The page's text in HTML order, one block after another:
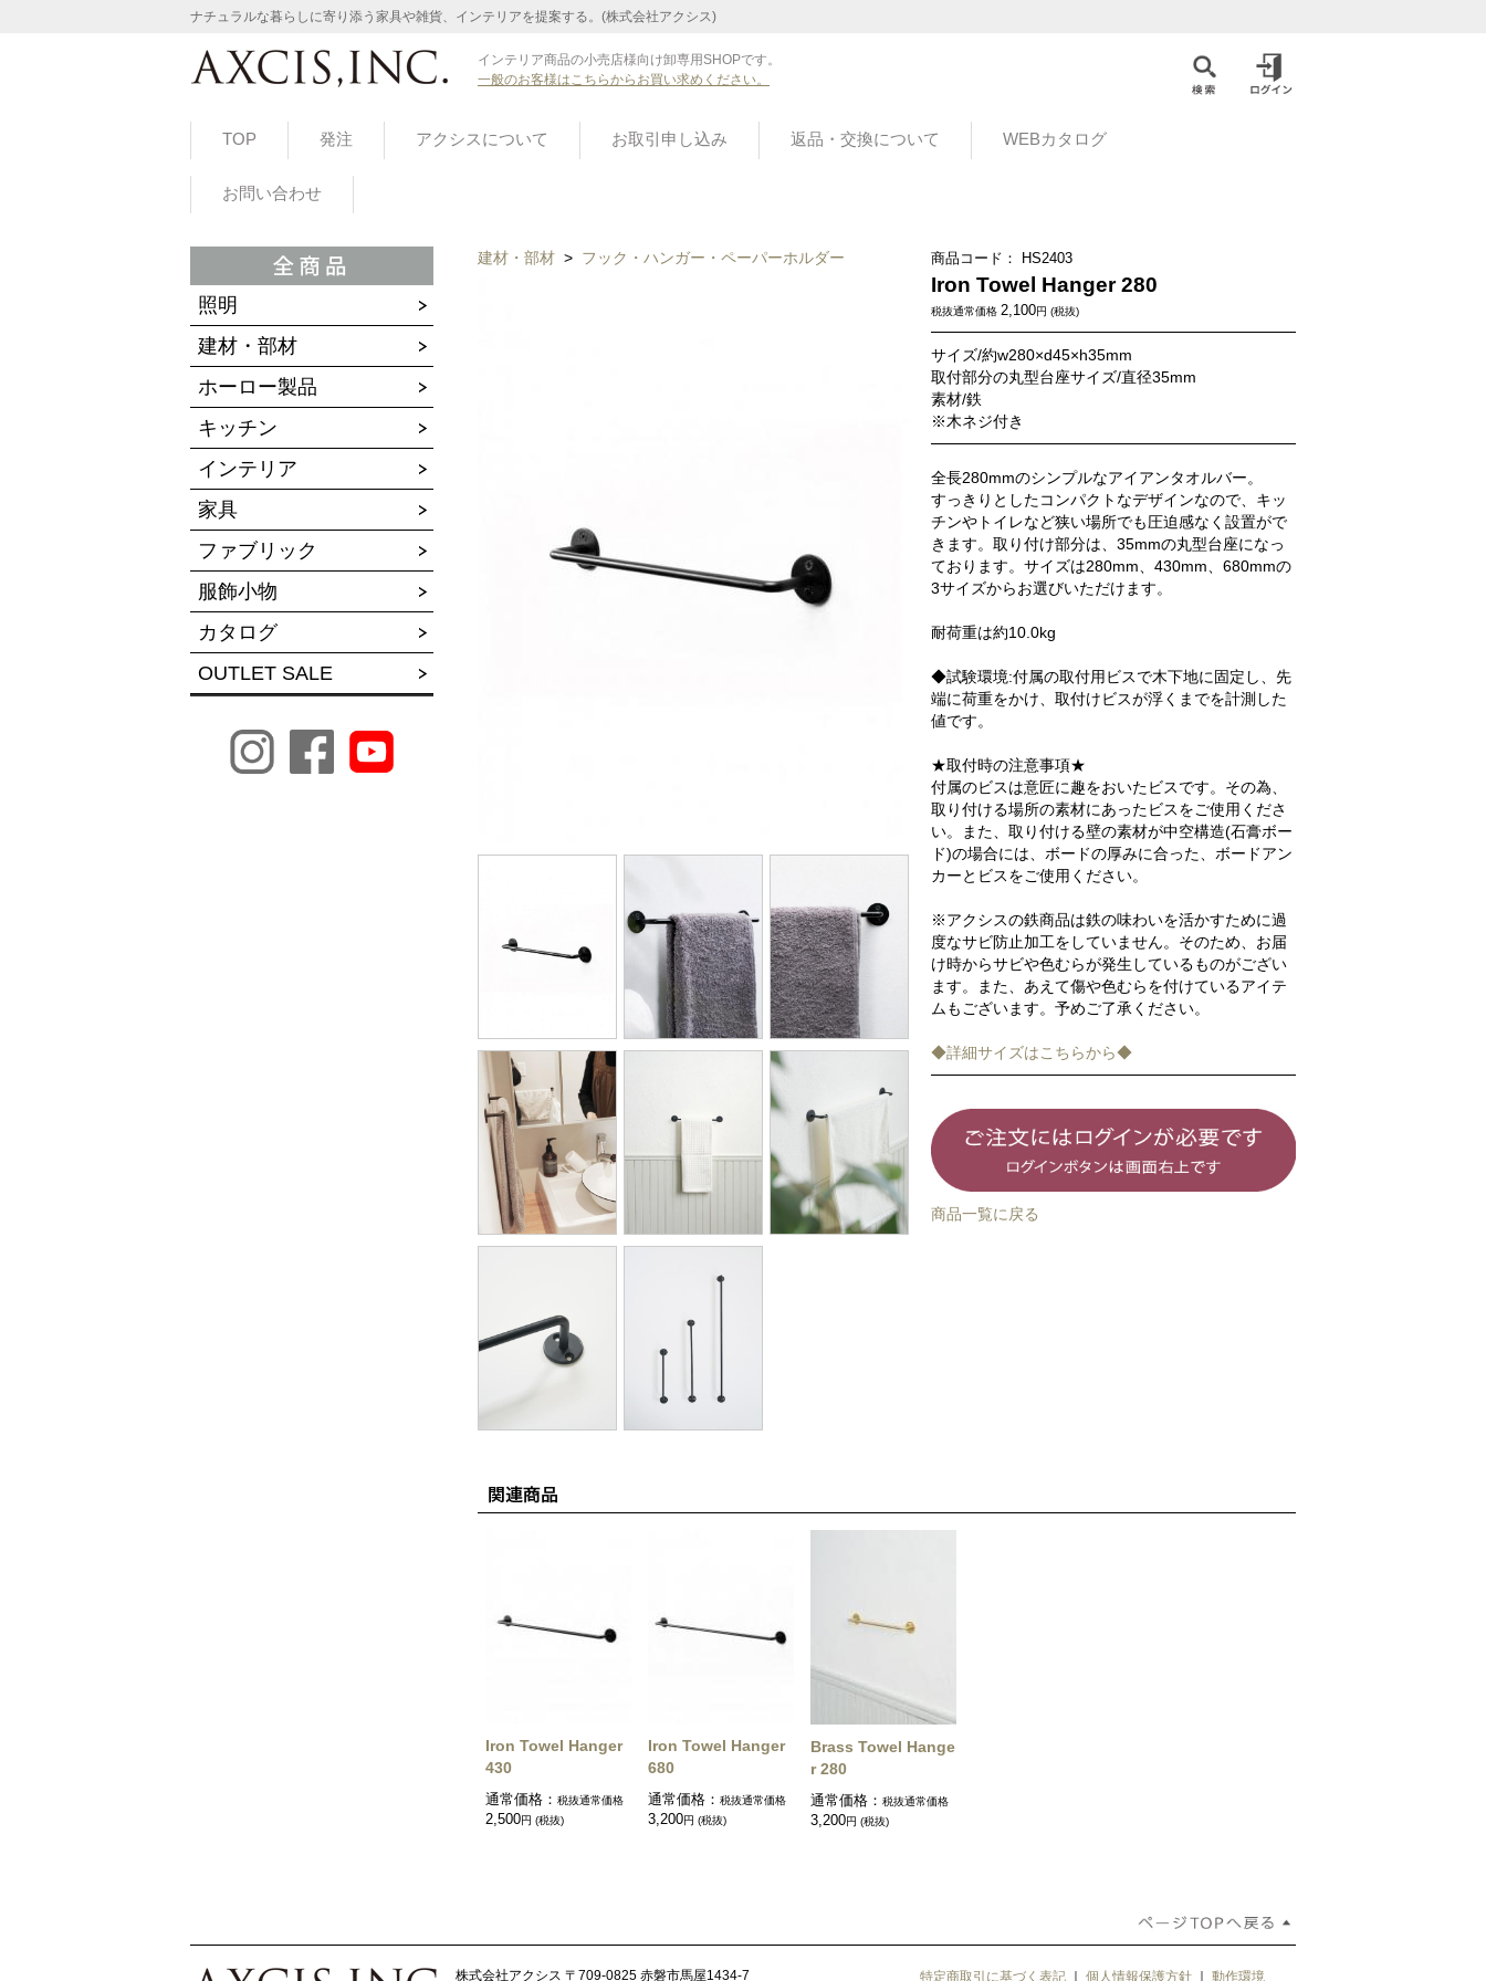
ナチュラルな暮らしに寄り添う家具や雑貨、インテリアを提案する。(株式会社アクシス)
インテリア商品の小売店様向け卸専用SHOPです。
一般のお客様はこちらからお買い求めください。
TOP 発注 アクシスについて お取引申し込み 返品・交換について WEBカタログ
お問い合わせ
照明
建材・部材
ホーロー製品
キッチン
インテリア
家具
ファブリック
服飾小物
カタログ
OUTLET SALE
建材・部材 > フック・ハンガー・ペーパーホルダー 商品コード： HS2403
Iron Towel Hanger 280
税抜通常価格 2,100円 (税抜)
サイズ/約w280×d45×h35mm
取付部分の丸型台座サイズ/直径35mm
素材/鉄
※木ネジ付き
全長280mmのシンプルなアイアンタオルバー。
すっきりとしたコンパクトなデザインなので、キッ
チンやトイレなど狭い場所でも圧迫感なく設置がで
きます。取り付け部分は、35mmの丸型台座になっ
ております。サイズは280mm、430mm、680mmの
3サイズからお選びいただけます。
耐荷重は約10.0kg
◆試験環境:付属の取付用ビスで木下地に固定し、先
端に荷重をかけ、取付けビスが浮くまでを計測した
値です。
★取付時の注意事項★
付属のビスは意匠に趣をおいたビスです。その為、
取り付ける場所の素材にあったビスをご使用くださ
い。また、取り付ける壁の素材が中空構造(石膏ボー
ド)の場合には、ボードの厚みに合った、ボードアン
カーとビスをご使用ください。
※アクシスの鉄商品は鉄の味わいを活かすために過
度なサビ防止加工をしていません。そのため、お届
け時からサビや色むらが発生しているものがござい
ます。また、あえて傷や色むらを付けているアイテ
ムもございます。予めご了承ください。
◆詳細サイズはこちらから◆
商品一覧に戻る
Iron Towel Hanger
430
通常価格： 税抜通常価格
2,500円 (税抜)
Iron Towel Hanger
680
通常価格：税抜通常価格
3,200円 (税抜)
Brass Towel Hange
r 280
通常価格：税抜通常価格
3,200円 (税抜)
株式会社アクシス 〒709-0825 赤磐市馬屋1434-7 特定商取引に基づく表記 ｜ 個人情報保護方針 ｜ 動作環境